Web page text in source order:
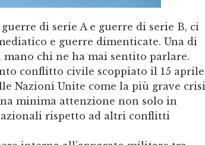
di serie A e guerre di serie B, ci
e guerre dimenticate. Una di
chi ne ha mai sentito parlare.
conflitto civile scoppiato il 15 aprile
Nazioni Unite come la più grave crisi
minima attenzione non solo in
rispetto ad altri conflitti